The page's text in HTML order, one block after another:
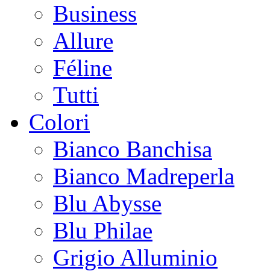
Business
Allure
Féline
Tutti
Colori
Bianco Banchisa
Bianco Madreperla
Blu Abysse
Blu Philae
Grigio Alluminio